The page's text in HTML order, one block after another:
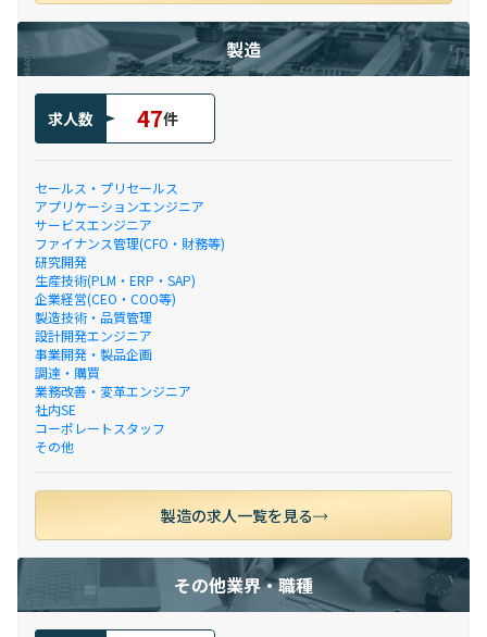
製造
求人数 47件
セールス・プリセールス
アプリケーションエンジニア
サービスエンジニア
ファイナンス管理(CFO・財務等)
研究開発
生産技術(PLM・ERP・SAP)
企業経営(CEO・COO等)
製造技術・品質管理
設計開発エンジニア
事業開発・製品企画
調達・購買
業務改善・変革エンジニア
社内SE
コーポレートスタッフ
その他
製造の求人一覧を見る
その他業界・職種